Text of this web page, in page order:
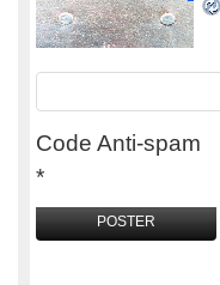
Code Anti-spam
*